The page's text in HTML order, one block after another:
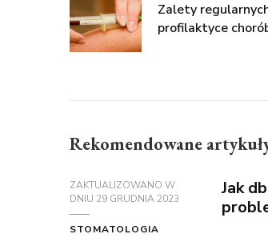
Zalety
profilaktyce
Rekomendowane
ZAKTUALIZOWANO W
DNIU 29 GRUDNIA 2023
STOMATOLOGIA
Jak